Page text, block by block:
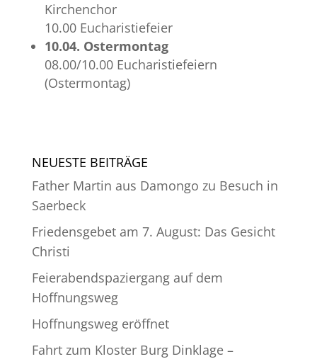
Kirchenchor
10.00 Eucharistiefeier
10.04. Ostermontag
08.00/10.00 Eucharistiefeiern
(Ostermontag)
NEUESTE BEITRÄGE
Father Martin aus Damongo zu Besuch in
Saerbeck
Friedensgebet am 7. August: Das Gesicht
Christi
Feierabendspaziergang auf dem
Hoffnungsweg
Hoffnungsweg eröffnet
Fahrt zum Kloster Burg Dinklage –